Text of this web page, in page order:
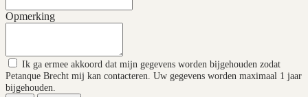
Opmerking
Ik ga ermee akkoord dat mijn gegevens worden bijgehouden zodat
Petanque Brecht mij kan contacteren. Uw gegevens worden maximaal 1 jaar
bijgehouden.